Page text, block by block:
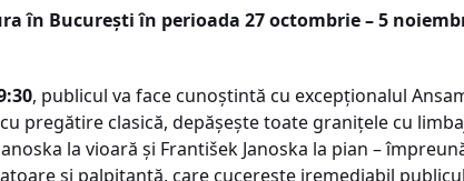
în București în perioada 27 octombrie – 5
, publicul va face cunoștintă cu excepționalul
cu pregătire clasică, depășește toate granițele cu
la vioară și František Janoska la pian –
și palpitantă, care cucerește iremediabil